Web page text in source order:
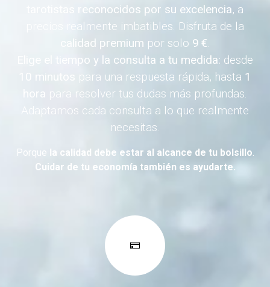
tarotistas reconocidos por su excelencia, a
precios realmente imbatibles. Disfruta de la
calidad premium por solo 9 €.
Elige el tiempo y la consulta a tu medida: desde
10 minutos
para una respuesta rápida, hasta 1
hora para resolver tus dudas más profundas.
Adaptamos cada consulta a lo que realmente
necesitas.
Porque la calidad debe estar al alcance de tu bolsillo.
Cuidar de tu economía también es ayudarte.